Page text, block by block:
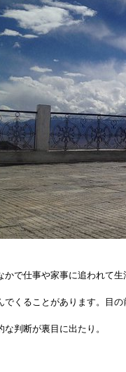
かで仕事や家事に追われて
でくることがあります。目
な判断が裏目に出たり。